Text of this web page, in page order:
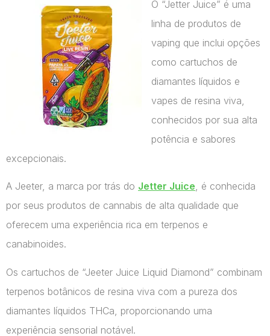
O “Jetter Juice” é uma
linha de produtos de
vaping que inclui opções
como cartuchos de
diamantes líquidos e
vapes de resina viva,
conhecidos por sua alta
potência e sabores
excepcionais.
A Jeeter, a marca por trás do Jetter Juice, é conhecida
por seus produtos de cannabis de alta qualidade que
oferecem uma experiência rica em terpenos e
canabinoides.
Os cartuchos de “Jeeter Juice Liquid Diamond” combinam
terpenos botânicos de resina viva com a pureza dos
diamantes líquidos THCa, proporcionando uma
experiência sensorial notável.